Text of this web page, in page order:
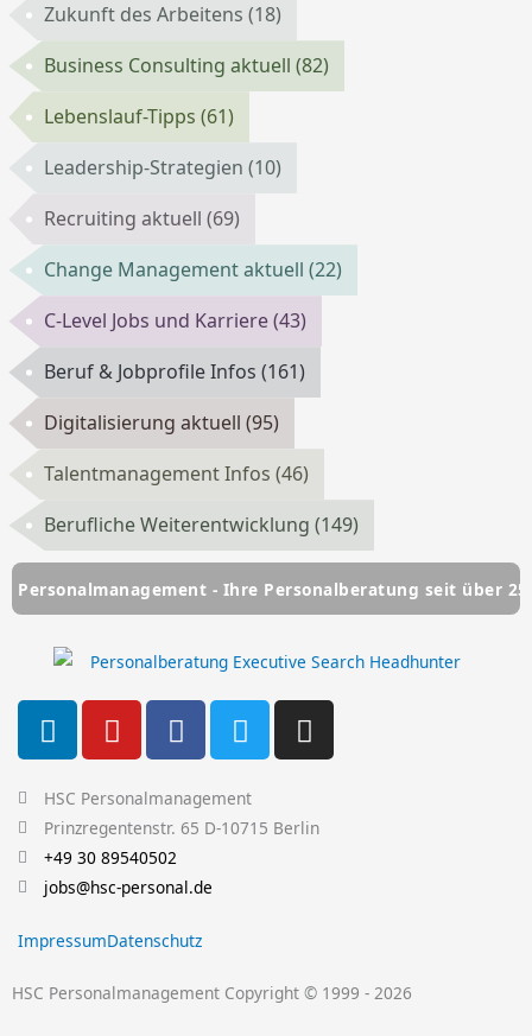
Zukunft des Arbeitens(18)
Business Consulting aktuell(82)
Lebenslauf-Tipps(61)
Leadership-Strategien(10)
Recruiting aktuell(69)
Change Management aktuell(22)
C-Level Jobs und Karriere(43)
Beruf & Jobprofile Infos(161)
Digitalisierung aktuell(95)
Talentmanagement Infos(46)
Berufliche Weiterentwicklung(149)
- Ihre Personalberatung seit über 25
L
i
n
k
e
d
i
Y
o
u
t
u
b
e
F
a
c
e
b
o
o
-
f
T
w
i
t
t
I
n
s
a
HSC Personalmanagement
Prinzregentenstr. 65 D-10715 Berlin
+49 30 89540502
jobs@hsc-personal.de
ImpressumDatenschutz
HSC Personalmanagement Copyright © 1999 - 2026